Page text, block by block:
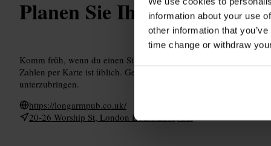
information about your use
other information that
time change or withdraw
Planen Sie Ihren Besuch
Komm früh, wenn du einen Sitzplatz willst. Bestellungen laufen
Zahlen per Karte ist üblich. Geh mit einer kleinen Gruppe, größere
unterzubringen.
https://longarmpub.co.uk/
20-26 Worship St, London EC2A 2DX, UK